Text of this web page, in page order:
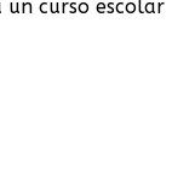
curso escolar